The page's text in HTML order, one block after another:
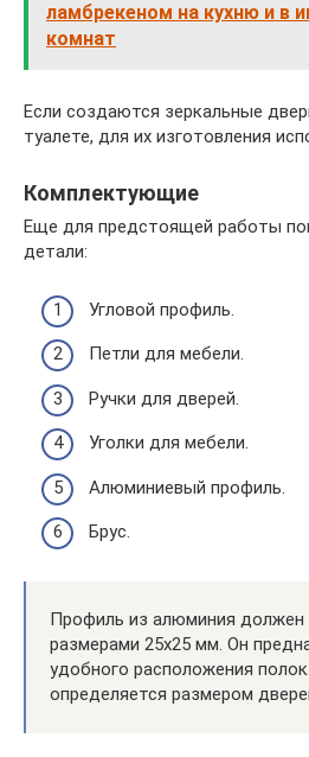
ламбрекеном на кухню и в
комнат
Если создаются зеркальные
туалете, для их изготовления
Комплектующие
Еще для предстоящей работы
детали:
Угловой профиль.
Петли для мебели.
Ручки для дверей.
Уголки для мебели.
Алюминиевый профиль.
Брус.
Профиль из алюминия должен
размерами 25х25 мм. Он
удобного расположения
определяется размером